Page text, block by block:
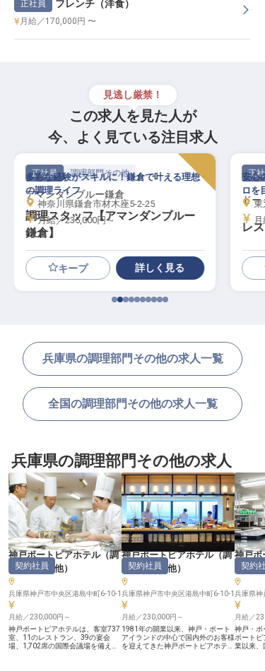
正社員 フレンチ（洋食）
月給／170,000円 〜
見逃し厳禁！
この求人を見た人が
今、よく見ている注目求人
正社員 調理部門その他
アマンダンブルー鎌倉
調理スタッフ【アマンダンブルー
鎌倉】
多彩な経験がスキルに！鎌倉で叶える理想
の調理ライフ
神奈川県鎌倉市材木座5-2-25
月給／235,000円～
キープ 詳しく見る
正社
ドー
レ
安心
ロを
東
兵庫県の調理部門その他の求人一覧
全国の調理部門その他の求人一覧
兵庫県の調理部門その他の求人
神戸ポートピアホテル（調
理部門その他）
契約社員
兵庫県神戸市中央区港島中町6-10-1
月給／230,000円～
神戸ポートピアホテルは、客室737
室、11のレストラン、39の宴会
場、1,702席の国際会議場を備える
神戸ポートピアホテル（調
理部門その他）
契約社員
兵庫県神戸市中央区港島中町6-10-1
月給／230,000円～
1981年の開業以来、神戸・ポート
アイランドの中心で国内外のお客様
を迎えてきた神戸ポートピアホテ
神戸ポ
理部門
契約社
兵庫県神
月給／
神戸・ポ
ポート
業以来、